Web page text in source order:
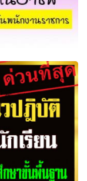
ช ทวงถามความ